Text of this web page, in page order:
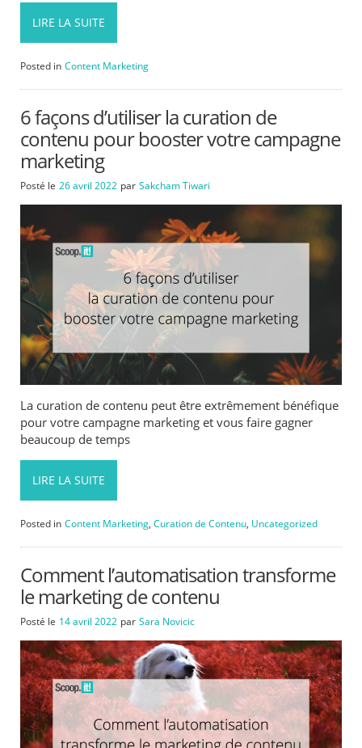
LIRE LA SUITE
Posted in Content Marketing
6 façons d’utiliser la curation de
contenu pour booster votre campagne
marketing
Posté le 26 avril 2022 par Sakcham Tiwari
La curation de contenu peut être extrêmement bénéfique
pour votre campagne marketing et vous faire gagner
beaucoup de temps
LIRE LA SUITE
Posted in Content Marketing,Curation de Contenu, Uncategorized
Comment l’automatisation transforme
le marketing de contenu
Posté le 14 avril 2022 par Sara Novicic